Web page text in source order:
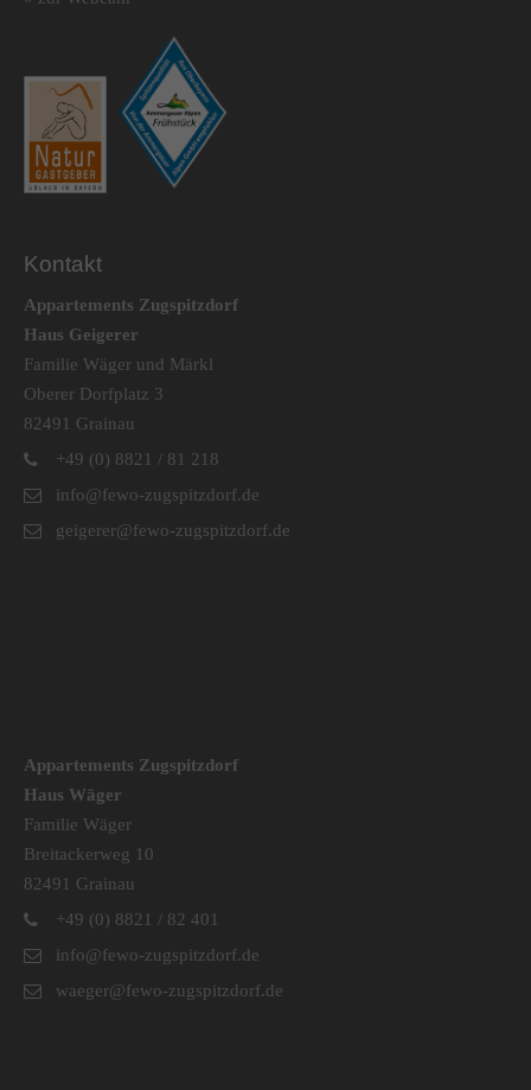
Kontakt
Appartements Zugspitzdorf
Haus Geigerer
Familie Wäger und Märkl
Oberer Dorfplatz 3
82491 Grainau
+49 (0) 8821 / 81 218
info@fewo-zugspitzdorf.de
geigerer@fewo-zugspitzdorf.de
Appartements Zugspitzdorf
Haus Wäger
Familie Wäger
Breitackerweg 10
82491 Grainau
+49 (0) 8821 / 82 401
info@fewo-zugspitzdorf.de
waeger@fewo-zugspitzdorf.de